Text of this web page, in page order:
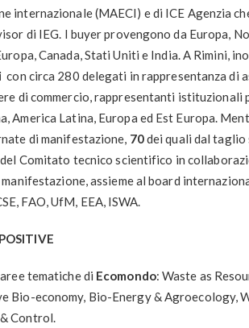
internazionale (MAECI) e di ICE Agenzia
di IEG. I buyer provengono da Europa,
Canada, Stati Uniti e India. A Rimini,
con circa 280 delegati in rappresentanza
di commercio, rappresentanti
America Latina, Europa ed Est Europa.
di manifestazione, 70dei quali dal taglio
Comitato tecnico scientifico in
assieme al board
FAO, UfM, EEA, ISWA.
tematiche di Ecomondo: Waste as
Bio-economy, Bio-Energy & Agroecology,
Control.